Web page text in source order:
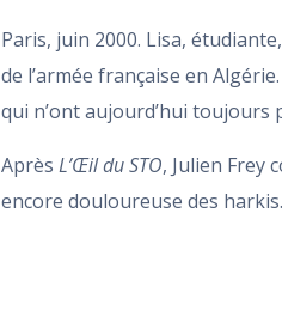
Paris, juin 2000. Lisa,
de l’armée française en
qui n’ont aujourd’hui
Après L’Œil du STO, Julien Frey
encore douloureuse des